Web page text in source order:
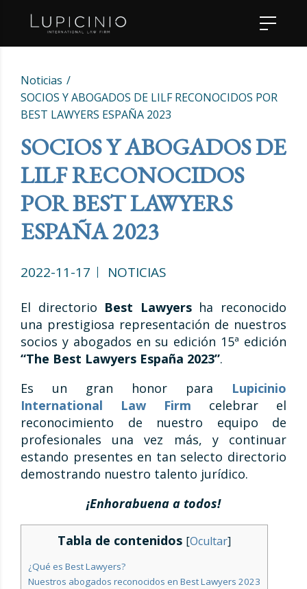
Noticias
SOCIOS Y ABOGADOS DE LILF RECONOCIDOS POR
BEST LAWYERS ESPAÑA 2023
SOCIOS Y ABOGADOS DE
LILF RECONOCIDOS
POR BEST LAWYERS
ESPAÑA 2023
2022-11-17 NOTICIAS
El directorio Best Lawyersha reconocido
una prestigiosa representación de nuestros
socios y abogados en su edición 15ª edición
“The Best Lawyers España 2023”.
Es un gran honor para Lupicinio
International Law Firm celebrar el
reconocimiento de nuestro equipo de
profesionales una vez más, y continuar
estando presentes en tan selecto directorio
demostrando nuestro talento jurídico.
¡Enhorabuena a todos!
Tabla de contenidos [Ocultar]
¿Qué es Best Lawyers?
Nuestros abogados reconocidos en Best Lawyers 2023